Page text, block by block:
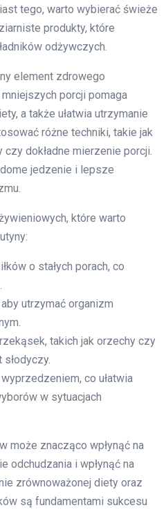
tego, warto wybierać świeże
produkty, które
odżywczych.
element zdrowego
porcji pomaga
a także ułatwia utrzymanie
różne techniki, takie jak
dokładne mierzenie porcji.
jedzenie i lepsze
które warto
o stałych porach, co
utrzymać organizm
takich jak orzechy czy
co ułatwia
w sytuacjach
może znacząco wpłynąć na
odchudzania i wpłynąć na
zrównoważonej diety oraz
są fundamentami sukcesu